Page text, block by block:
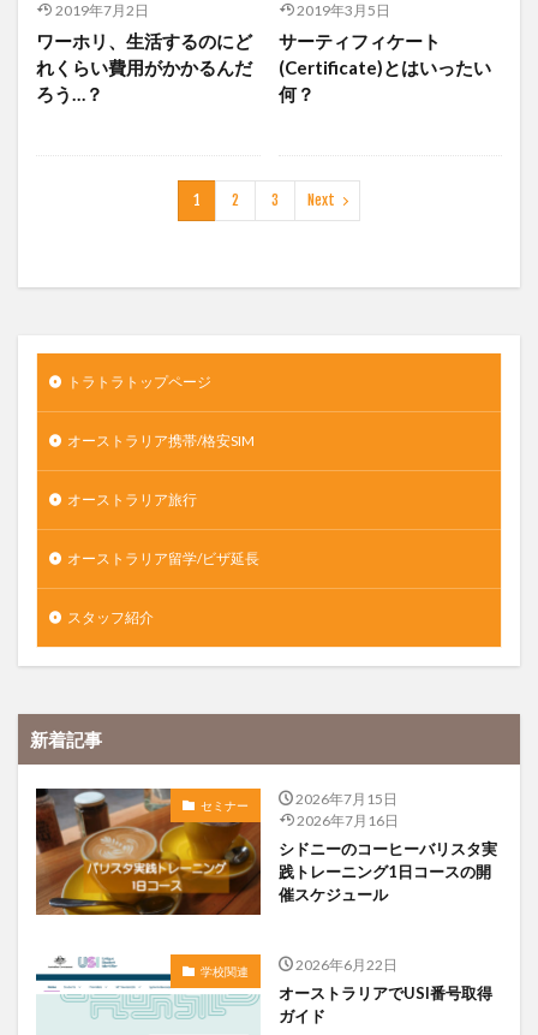
2019年7月2日
ワーホリ、生活するのにど
れくらい費用がかかるんだ
ろう…？
2019年3月5日
サーティフィケート
(Certificate)とはいったい
何？
1 2 3 Next
トラトラトップページ
オーストラリア携帯/格安SIM
オーストラリア旅行
オーストラリア留学/ビザ延長
スタッフ紹介
新着記事
セミナー
2026年7月15日
2026年7月16日
シドニーのコーヒーバリスタ実
践トレーニング1日コースの開
催スケジュール
学校関連 2026年6月22日
オーストラリアでUSI番号取得
ガイド